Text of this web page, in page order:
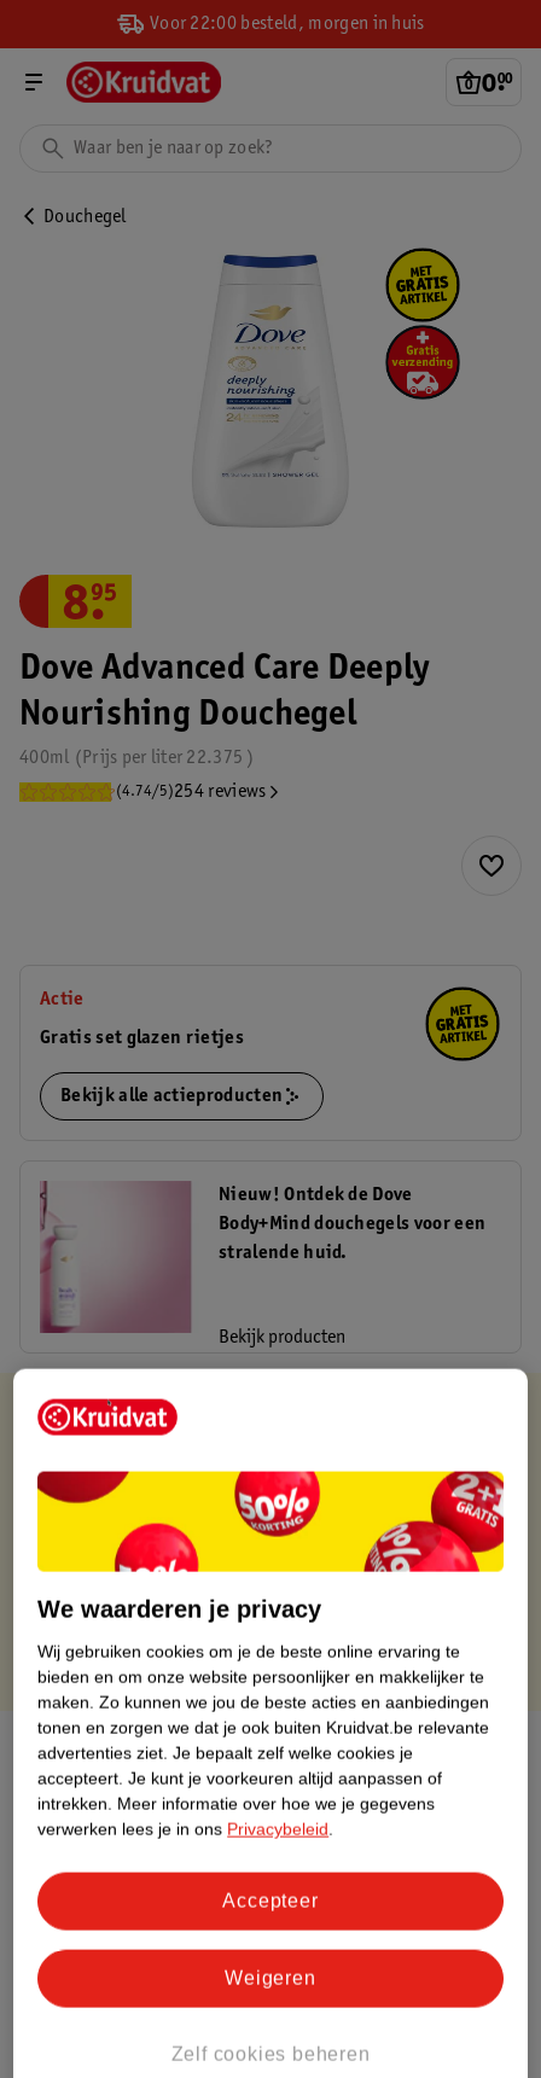
Voor 22:00 besteld, morgen in huis
0.
00
Douchegel
Dove Advanced Care Deeply
Nourishing Douchegel
400ml 22.375
Prijs per liter
(4.74/5)254 reviews
8.
95
Actie
Gratis set glazen rietjes
Bekijk alle actieproducten
Nieuw! Ontdek de Dove
Body+Mind douchegels voor een
stralende huid.
Bekijk producten
Kruidvat is altijd voordelig
Gratis ophalen in de winkel
Op werkdagen voor 22:00 uur besteld, volgende dag in huis
Gratis thuisbezorgd vanaf 50.00
Gratis retourneren binnen 30 dagen
Over dit product
Productinformatie
Etiketinformatie
Nature Impact Score
Dit product heeft (nog) geen Nature
Impact Score.
We waarderen je privacy
Wij gebruiken cookies om je de beste online ervaring te
bieden en om onze website persoonlijker en makkelijker te
maken. Zo kunnen we jou de beste acties en aanbiedingen
tonen en zorgen we dat je ook buiten Kruidvat.be relevante
advertenties ziet. Je bepaalt zelf welke cookies je
accepteert. Je kunt je voorkeuren altijd aanpassen of
intrekken. Meer informatie over hoe we je gegevens
verwerken lees je in ons Privacybeleid.
Zelf cookies beheren
Weigeren
Accepteer